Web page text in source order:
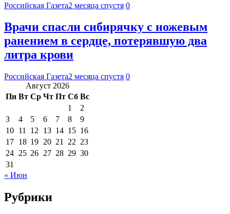
Российская Газета2 месяца спустя 0
Врачи спасли сибирячку с ножевым
ранением в сердце, потерявшую два
литра крови
Российская Газета2 месяца спустя 0
Август 2026
Пн Вт Ср Чт Пт Сб Вс
1
2
3
4 5 6 7 8
9
10 11 12 13 14 15 16
17 18 19 20 21 22 23
24 25 26 27 28 29 30
31
« Июн
Рубрики